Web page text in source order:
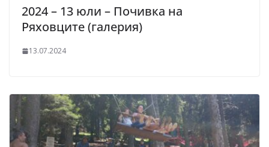
2024 – 13 юли – Почивка на
Ряховците (галерия)
13.07.2024